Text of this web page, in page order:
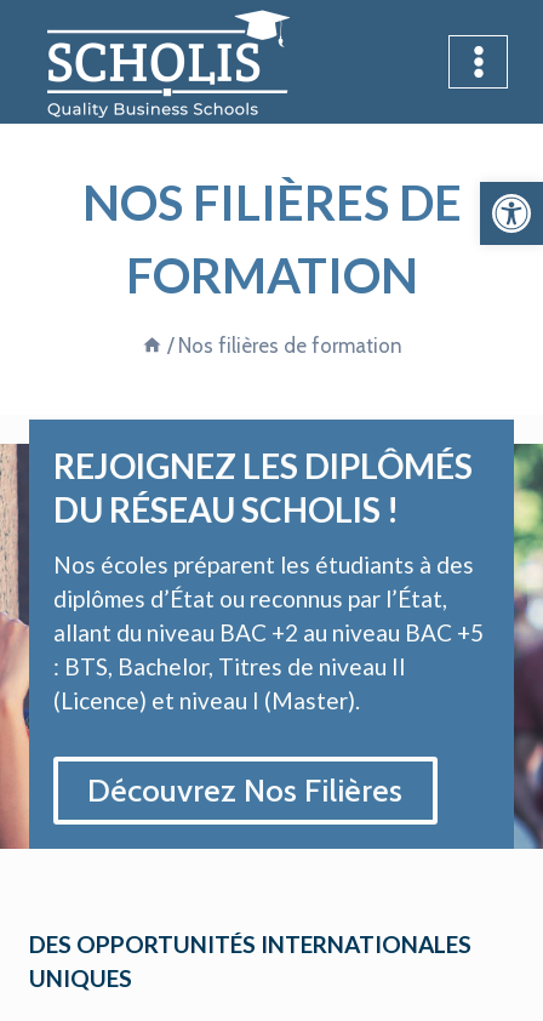
Ouvrir
contenu
NOS FILIÈRES DE
FORMATION
/ Nos filières de formation
REJOIGNEZ LES DIPLÔMÉS
DU RÉSEAU SCHOLIS !
Nos écoles préparent les étudiants à des
diplômes d’État ou reconnus par l’État,
allant du niveau BAC +2 au niveau BAC +5
: BTS, Bachelor, Titres de niveau II
(Licence) et niveau I (Master).
Découvrez Nos Filières
DES OPPORTUNITÉS INTERNATIONALES
UNIQUES